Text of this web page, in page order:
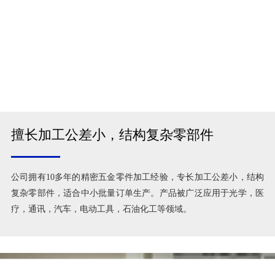
擅长加工公差小，结构复杂零部件
公司拥有10多年的精密五金零件加工经验，专长加工公差小，结构
复杂零部件，适合中小批量订单生产。产品被广泛应用于光学，医
疗，通讯，汽车，电动工具，石油化工等领域。